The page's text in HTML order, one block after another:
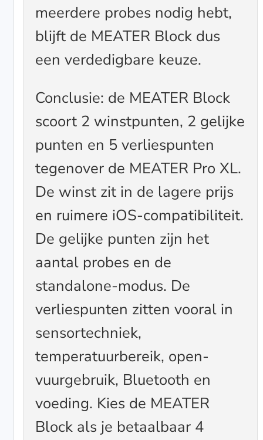
meerdere probes nodig hebt,
blijft de MEATER Block dus
een verdedigbare keuze.
Conclusie: de MEATER Block
scoort 2 winstpunten, 2 gelijke
punten en 5 verliespunten
tegenover de MEATER Pro XL.
De winst zit in de lagere prijs
en ruimere iOS-compatibiliteit.
De gelijke punten zijn het
aantal probes en de
standalone-modus. De
verliespunten zitten vooral in
sensortechniek,
temperatuurbereik, open-
vuurgebruik, Bluetooth en
voeding. Kies de MEATER
Block als je betaalbaar 4